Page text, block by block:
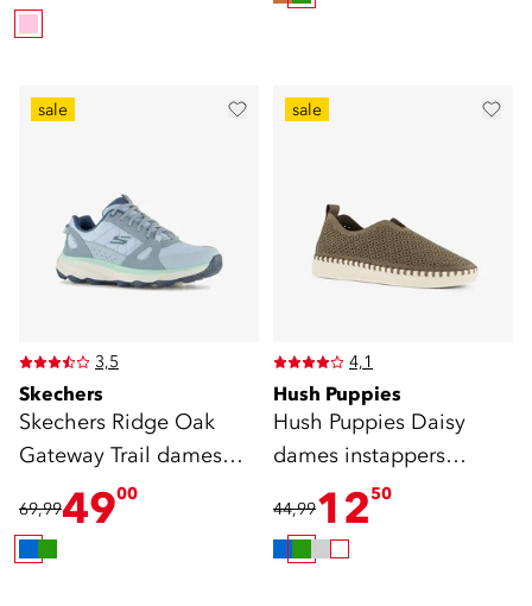
sale
3,5
Skechers
Skechers Ridge Oak
Gateway Trail dames
sneakers cat. A
69,994900
sale
4,1
Hush Puppies
Hush Puppies Daisy
dames instappers
donkergroen
44,991250